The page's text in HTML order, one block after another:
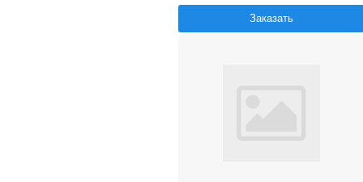
Заказать